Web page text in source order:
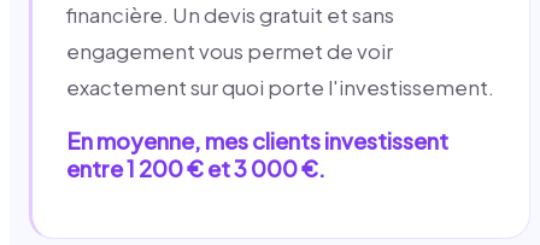
financière. Un devis gratuit et sans
engagement vous permet de voir
exactement sur quoi porte l'investissement.
En moyenne, mes clients investissent
entre 1 200 € et 3 000 €.